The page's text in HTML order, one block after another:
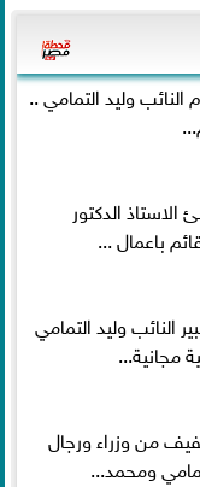
وليد التمامي ..
الاستاذ الدكتور
باعمال ...
النائب وليد التمامي
مجانية...
من وزراء ورجال
ومحمد...